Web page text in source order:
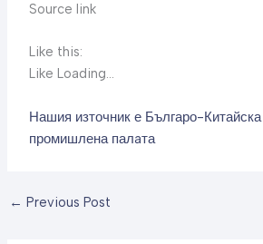
Source link
Like this:
Like Loading…
Нашия източник е Българо-
промишлена палaта
← Previous Post